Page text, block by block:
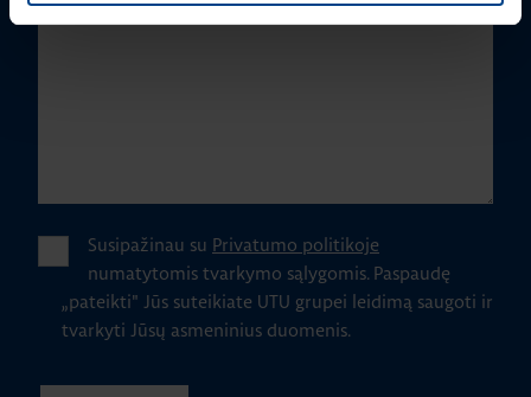
Susipažinau su Privatumo politikoje
numatytomis tvarkymo sąlygomis. Paspaudę
„pateikti" Jūs suteikiate UTU grupei leidimą saugoti ir
tvarkyti Jūsų asmeninius duomenis.